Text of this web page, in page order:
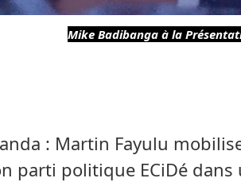
Mike Badibanga à la
: Martin Fayulu
parti politique ECiDé